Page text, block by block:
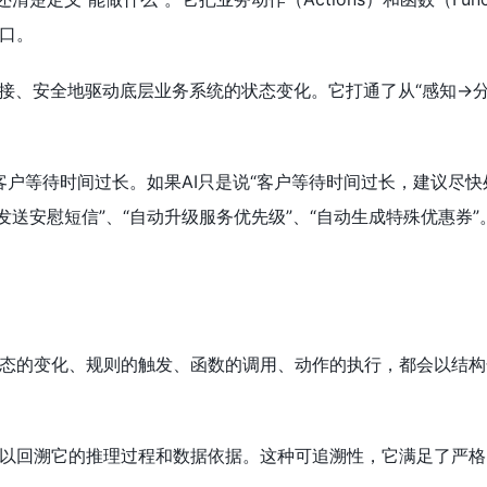
。
、安全地驱动底层业务系统的状态变化。它打通了从“感知
等待时间过长。如果AI只是说“客户等待时间过长，建议尽
送安慰短信”、“自动升级服务优先级”、“自动生成特殊优惠
的变化、规则的触发、函数的调用、动作的执行，都会以结
回溯它的推理过程和数据依据。这种可追溯性，它满足了严